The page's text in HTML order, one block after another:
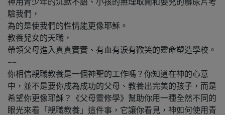
神用青少年的沉默不語、小孩的無理取鬧和嬰兒的髒尿片考
驗我們，
為的是使我們的性情能更像耶穌。
教養兒女的天職，
帶領父母進入真真實實、有血有淚有歡笑的靈命塑造學校。
==
你相信親職教養是一個神聖的工作嗎？你知道在神的心意
中，並不是要你成為成功的父母、教養出完美的孩子，而是
希望你更像耶穌？《父母靈修學》幫助你用一種全然不同的
眼光來看「親職教養」這件事，它讓你看見，神如何使用青